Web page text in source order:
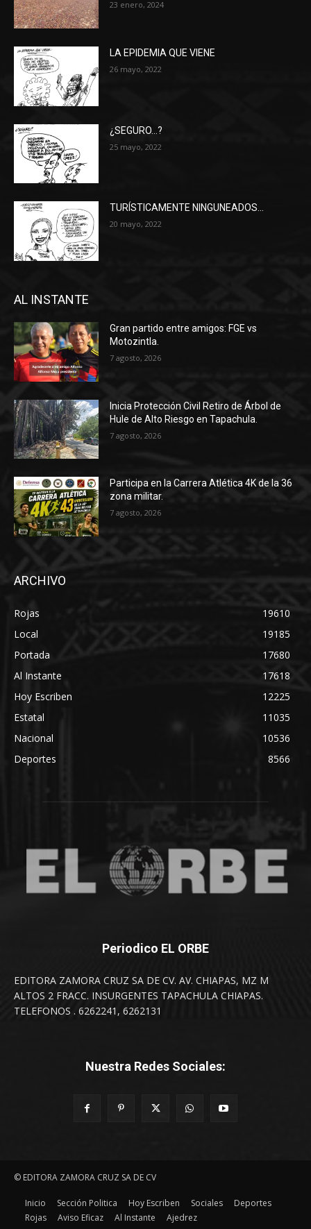
23 enero, 2024
LA EPIDEMIA QUE VIENE
26 mayo, 2022
¿SEGURO…?
25 mayo, 2022
TURÍSTICAMENTE NINGUNEADOS…
20 mayo, 2022
AL INSTANTE
Gran partido entre amigos: FGE vs
Motozintla.
7 agosto, 2026
Inicia Protección Civil Retiro de Árbol de
Hule de Alto Riesgo en Tapachula.
7 agosto, 2026
Participa en la Carrera Atlética 4K de la 36
zona militar.
7 agosto, 2026
ARCHIVO
Rojas
19610
Local
19185
Portada
17680
Al Instante
17618
Hoy Escriben
12225
Estatal
11035
Nacional
10536
Deportes
8566
Periodico EL ORBE
EDITORA ZAMORA CRUZ SA DE CV. AV. CHIAPAS, MZ M
ALTOS 2 FRACC. INSURGENTES TAPACHULA CHIAPAS.
TELEFONOS . 6262241, 6262131
Nuestra Redes Sociales:
© EDITORA ZAMORA CRUZ SA DE CV
Inicio Sección Politica Hoy Escriben Sociales
Deportes
Rojas
Aviso Eficaz Al Instante Ajedrez